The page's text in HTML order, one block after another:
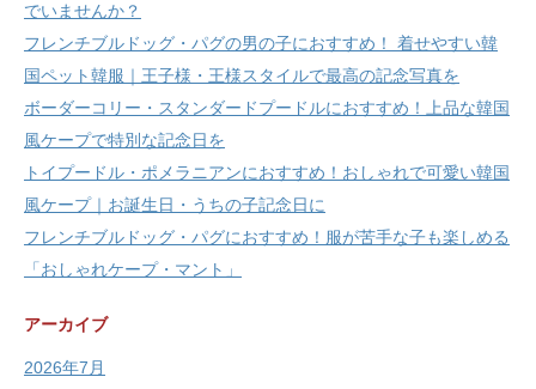
でいませんか？
フレンチブルドッグ・パグの男の子におすすめ！ 着せやすい韓
国ペット韓服｜王子様・王様スタイルで最高の記念写真を
ボーダーコリー・スタンダードプードルにおすすめ！上品な韓国
風ケープで特別な記念日を
トイプードル・ポメラニアンにおすすめ！おしゃれで可愛い韓国
風ケープ｜お誕生日・うちの子記念日に
フレンチブルドッグ・パグにおすすめ！服が苦手な子も楽しめる
「おしゃれケープ・マント」
アーカイブ
2026年7月